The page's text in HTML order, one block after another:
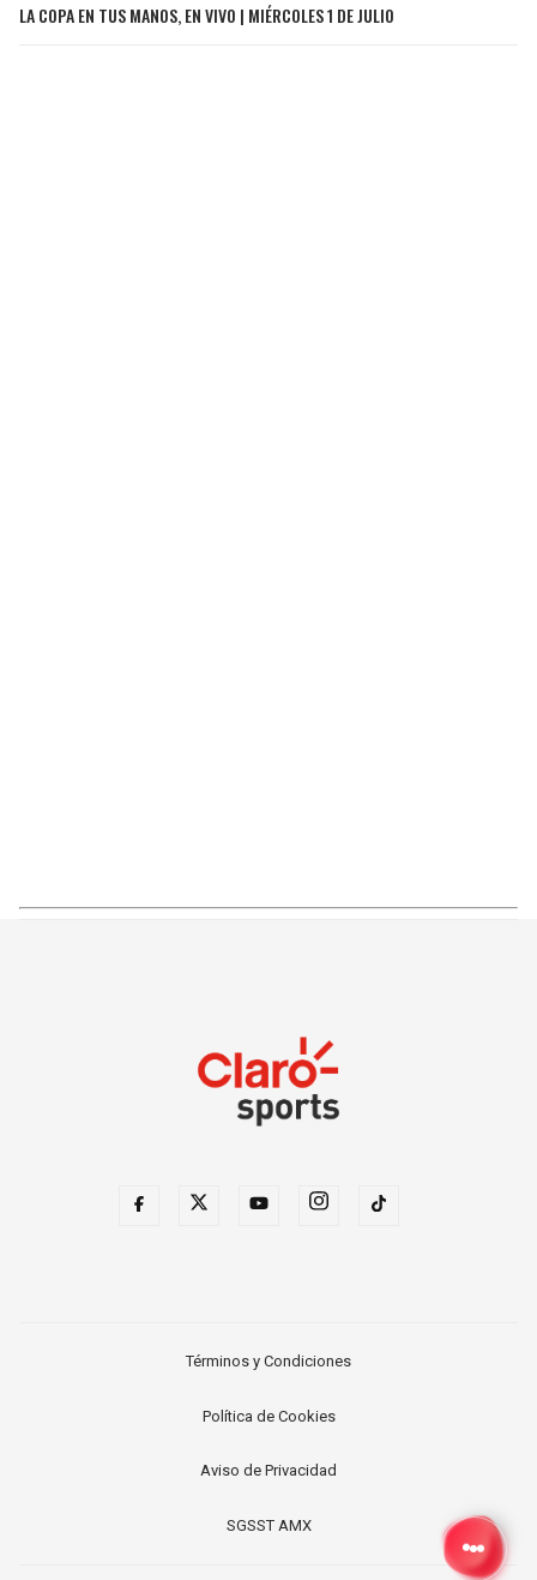
LA COPA EN TUS MANOS, EN VIVO | MIÉRCOLES 1 DE JULIO
Términos y Condiciones
Política de Cookies
Aviso de Privacidad
SGSST AMX